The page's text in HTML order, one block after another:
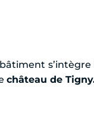
château de